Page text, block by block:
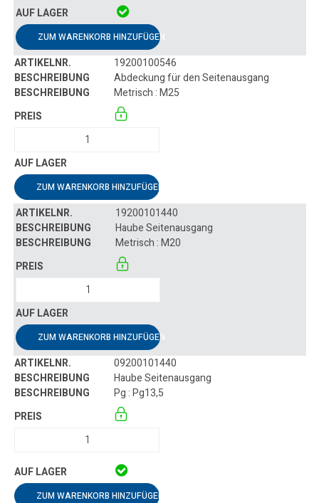
ZUM WARENKORB HINZUFÜGEN
19200100546
Abdeckung für den Seitenausgang
Metrisch : M25
ZUM WARENKORB HINZUFÜGEN
19200101440
Haube Seitenausgang
Metrisch : M20
ZUM WARENKORB HINZUFÜGEN
09200101440
Haube Seitenausgang
Pg : Pg13,5
ZUM WARENKORB HINZUFÜGEN